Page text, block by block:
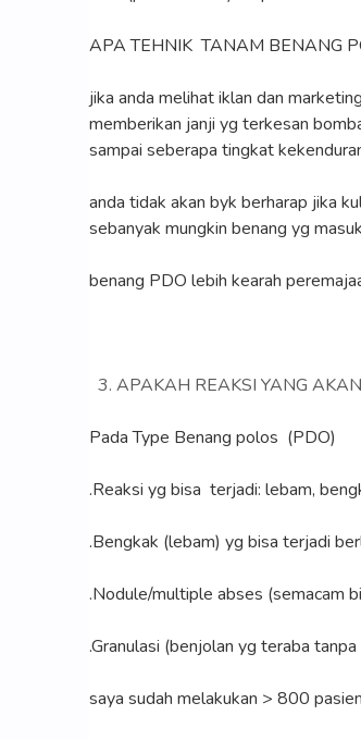
APA TEHNIK TANAM BENANG
jika anda melihat iklan dan
memberikan janji yg terkesan
sampai seberapa tingkat
anda tidak akan byk berharap jika
sebanyak mungkin benang yg
benang PDO lebih kearah
APAKAH REAKSI YANG
Pada Type Benang polos (PDO)
.Reaksi yg bisa terjadi: lebam,
.Bengkak (lebam) yg bisa terjadi
.Nodule/multiple abses (semacam
.Granulasi (benjolan yg teraba
saya sudah melakukan > 800